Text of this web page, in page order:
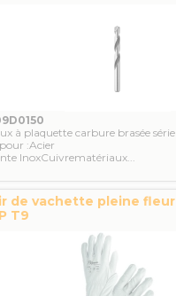
à plaquette carbure brasée série
:Acier
InoxCuivrematériaux...
de vachette pleine fleur
T9